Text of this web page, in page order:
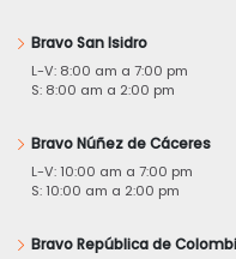
Bravo San Isidro
L-V: 8:00 am a 7:00 pm
S: 8:00 am a 2:00 pm
Bravo Núñez de Cáceres
L-V: 10:00 am a 7:00 pm
S: 10:00 am a 2:00 pm
Bravo República de